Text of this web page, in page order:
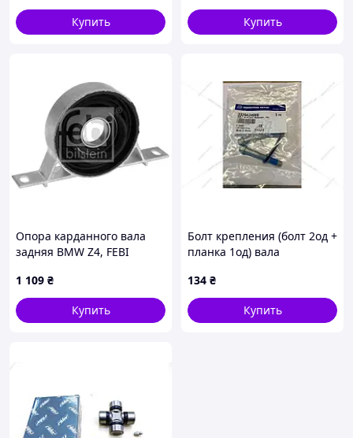
Купить
Купить
Опора карданного вала
задняя BMW Z4, FEBI
1 109 ₴
Купить
Болт крепления (болт 2од +
планка 1од) вала
(3320A34000) SsangYong
134 ₴
Купить